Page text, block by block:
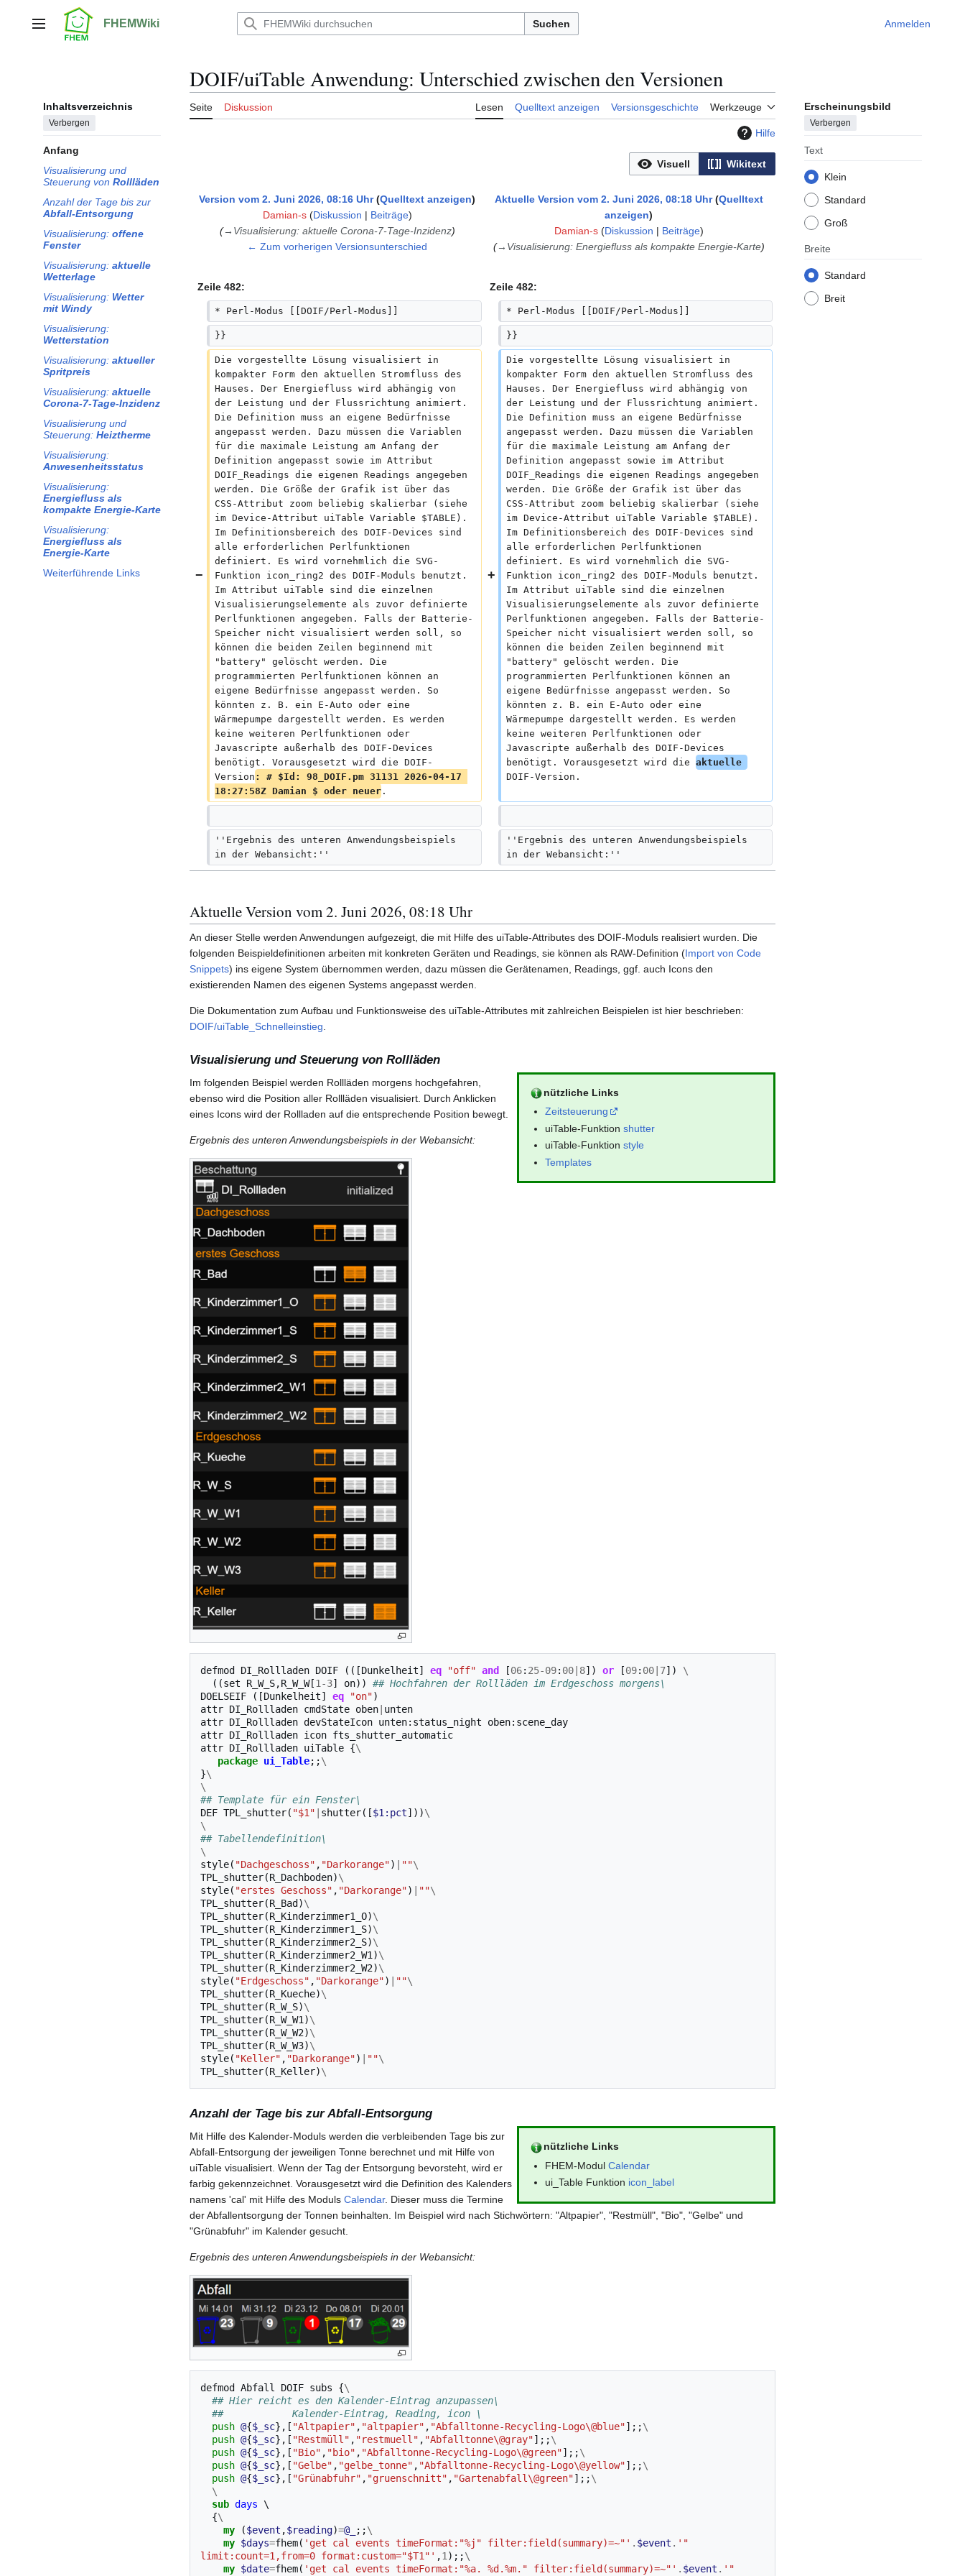
springenHauptmenü FHEMWiki Suchen Anmelden
Inhaltsverzeichnis
Verbergen
Anfang
Visualisierung und
Steuerung von Rollläden
Anzahl der Tage bis zur
Abfall-Entsorgung
Visualisierung: offene
Fenster
Visualisierung: aktuelle
Wetterlage
Visualisierung: Wetter
mit Windy
Visualisierung:
Wetterstation
Visualisierung: aktueller
Spritpreis
Visualisierung: aktuelle
Corona-7-Tage-Inzidenz
Visualisierung und
Steuerung: Heiztherme
Visualisierung:
Anwesenheitsstatus
Visualisierung:
Energiefluss als
kompakte Energie-Karte
Visualisierung:
Energiefluss als
Energie-Karte
Weiterführende Links
DOIF/uiTable Anwendung: Unterschied zwischen den Versionen
Seite Diskussion Lesen Quelltext anzeigen Versionsgeschichte Werkzeuge Erscheinungsbild
Verbergen
Text
Klein
Standard
Groß
Breite
Standard
Breit
Hilfe
Visuell Wikitext
Version vom 2. Juni 2026, 08:16 Uhr Quelltext anzeigen
Damian-s (Diskussion | Beiträge)
→ Visualisierung: aktuelle Corona-7-Tage-Inzidenz
← Zum vorherigen Versionsunterschied
Aktuelle Version vom 2. Juni 2026, 08:18 Uhr Quelltext
anzeigen
Damian-s (Diskussion | Beiträge)
→ Visualisierung: Energiefluss als kompakte Energie-Karte
Zeile 482: Zeile 482:
* Perl-Modus [[DOIF/Perl-Modus]] * Perl-Modus [[DOIF/Perl-Modus]]
}} }}
Die vorgestellte Lösung visualisiert in
kompakter Form den aktuellen Stromfluss des
Hauses. Der Energiefluss wird abhängig von
der Leistung und der Flussrichtung animiert.
Die Definition muss an eigene Bedürfnisse
angepasst werden. Dazu müssen die Variablen
für die maximale Leistung am Anfang der
Definition angepasst sowie im Attribut
DOIF_Readings die eigenen Readings angegeben
werden. Die Größe der Grafik ist über das
CSS-Attribut zoom beliebig skalierbar (siehe
im Device-Attribut uiTable Variable $TABLE).
Im Definitionsbereich des DOIF-Devices sind
alle erforderlichen Perlfunktionen
definiert. Es wird vornehmlich die SVG-
Funktion icon_ring2 des DOIF-Moduls benutzt.
Im Attribut uiTable sind die einzelnen
Visualisierungselemente als zuvor definierte
Perlfunktionen angegeben. Falls der Batterie-
Speicher nicht visualisiert werden soll, so
können die beiden Zeilen beginnend mit
"battery" gelöscht werden. Die
programmierten Perlfunktionen können an
eigene Bedürfnisse angepasst werden. So
könnten z. B. ein E-Auto oder eine
Wärmepumpe dargestellt werden. Es werden
keine weiteren Perlfunktionen oder
Javascripte außerhalb des DOIF-Devices
benötigt. Vorausgesetzt wird die DOIF-
Version : # $Id: 98_DOIF.pm 31131 2026-04-17
18:27:58Z Damian $ oder neuer.
Die vorgestellte Lösung visualisiert in
kompakter Form den aktuellen Stromfluss des
Hauses. Der Energiefluss wird abhängig von
der Leistung und der Flussrichtung animiert.
Die Definition muss an eigene Bedürfnisse
angepasst werden. Dazu müssen die Variablen
für die maximale Leistung am Anfang der
Definition angepasst sowie im Attribut
DOIF_Readings die eigenen Readings angegeben
werden. Die Größe der Grafik ist über das
CSS-Attribut zoom beliebig skalierbar (siehe
im Device-Attribut uiTable Variable $TABLE).
Im Definitionsbereich des DOIF-Devices sind
alle erforderlichen Perlfunktionen
definiert. Es wird vornehmlich die SVG-
Funktion icon_ring2 des DOIF-Moduls benutzt.
Im Attribut uiTable sind die einzelnen
Visualisierungselemente als zuvor definierte
Perlfunktionen angegeben. Falls der Batterie-
Speicher nicht visualisiert werden soll, so
können die beiden Zeilen beginnend mit
"battery" gelöscht werden. Die
programmierten Perlfunktionen können an
eigene Bedürfnisse angepasst werden. So
könnten z. B. ein E-Auto oder eine
Wärmepumpe dargestellt werden. Es werden
keine weiteren Perlfunktionen oder
Javascripte außerhalb des DOIF-Devices
benötigt. Vorausgesetzt wird die aktuelle
DOIF-Version.
''Ergebnis des unteren Anwendungsbeispiels
in der Webansicht:''
''Ergebnis des unteren Anwendungsbeispiels
in der Webansicht:''
Aktuelle Version vom 2. Juni 2026, 08:18 Uhr
An dieser Stelle werden Anwendungen aufgezeigt, die mit Hilfe des uiTable-Attributes des DOIF-Moduls realisiert wurden. Die
folgenden Beispieldefinitionen arbeiten mit konkreten Geräten und Readings, sie können als RAW-Definition (Import von Code
Snippets) ins eigene System übernommen werden, dazu müssen die Gerätenamen, Readings, ggf. auch Icons den
existierenden Namen des eigenen Systems angepasst werden.
Die Dokumentation zum Aufbau und Funktionsweise des uiTable-Attributes mit zahlreichen Beispielen ist hier beschrieben:
DOIF/uiTable_Schnelleinstieg.
Visualisierung und Steuerung von Rollläden
nützliche Links
Zeitsteuerung
uiTable-Funktion shutter
uiTable-Funktion style
Templates
Im folgenden Beispiel werden Rollläden morgens hochgefahren,
ebenso wird die Position aller Rollläden visualisiert. Durch Anklicken
eines Icons wird der Rollladen auf die entsprechende Position bewegt.
Ergebnis des unteren Anwendungsbeispiels in der Webansicht:
defmod DI_Rollladen DOIF (([Dunkelheit] eq "off" and [06: 25-09: 00 8]) or [09: 00 7])
\
((set R_W_S,R_W_W[1 -3] on))
## Hochfahren der Rollläden im Erdgeschoss morgens\
DOELSEIF
([Dunkelheit] eq "on")
attr DI_Rollladen cmdState oben unten
attr DI_Rollladen devStateIcon unten:status_night
oben:scene_day
attr DI_Rollladen icon fts_shutter_automatic
attr DI_Rollladen uiTable {\
package ui_Table;;\
}\
\
## Template für ein Fenster\
DEF TPL_shutter( "$1" shutter([$1:pct]))\
\
## Tabellendefinition\
\
style( "Dachgeschoss" , "Darkorange") ""\
TPL_shutter(R_Dachboden)\
style( "erstes Geschoss" , "Darkorange") ""\
TPL_shutter(R_Bad )\
TPL_shutter(R_Kinderzimmer1_O)\
TPL_shutter(R_Kinderzimmer1_S)\
TPL_shutter(R_Kinderzimmer2_S)\
TPL_shutter(R_Kinderzimmer2_W1 )\
TPL_shutter(R_Kinderzimmer2_W2)\
style( "Erdgeschoss" , "Darkorange") ""\
TPL_shutter(R_Kueche)\
TPL_shutter(R_W_S)\
TPL_shutter(R_W_W1 )\
TPL_shutter(R_W_W2)\
TPL_shutter(R_W_W3)\
style( "Keller" , "Darkorange") ""\
TPL_shutter(R_Keller)\
Anzahl der Tage bis zurAbfall-Entsorgung
nützliche Links
FHEM-Modul Calendar
ui_Table Funktion icon_label
Mit Hilfe des Kalender-Moduls werden die verbleibenden Tage bis zur
Abfall-Entsorgung der jeweiligen Tonne berechnet und mit Hilfe von
uiTable visualisiert. Wenn der Tag der Entsorgung bevorsteht, wird er
farbig gekennzeichnet. Vorausgesetzt wird die Definition des Kalenders
namens 'cal' mit Hilfe des Moduls Calendar. Dieser muss die Termine
der Abfallentsorgung der Tonnen beinhalten. Im Beispiel wird nach Stichwörtern: "Altpapier", "Restmüll", "Bio", "Gelbe" und
"Grünabfuhr" im Kalender gesucht.
Ergebnis des unteren Anwendungsbeispiels in der Webansicht:
defmod Abfall DOIF subs {\
## Hier reicht es den Kalender-Eintrag anzupassen\
##            Kalender-Eintrag, Reading, icon \
push @{$_sc},[ "Altpapier" , "altpapier" , "Abfalltonne-Recycling-Logo\@blue"];;\
push @{$_sc},[ "Restmüll" , "restmuell" , "Abfalltonne\@gray"];;\
push @{$_sc},[ "Bio" , "bio" , "Abfalltonne-Recycling-Logo\@green"];;\
push @{$_sc},[ "Gelbe" , "gelbe_tonne" , "Abfalltonne-Recycling-Logo\@yellow"];;\
push @{$_sc},[ "Grünabfuhr" , "gruenschnitt" , "Gartenabfall\@green"];;\
\
sub days \
  {
\
my
($event ,$reading)=@_ ;;\
my $days=fhem( 'get cal events timeFormat:"%j" filter:field(summary)=~"' . $event . '"
limit:count=1,from=0 format:custom="$T1"' ,1 );;\
my $date=fhem( 'get cal events timeFormat:"%a. %d.%m." filter:field(summary)=~"' . $event . '"